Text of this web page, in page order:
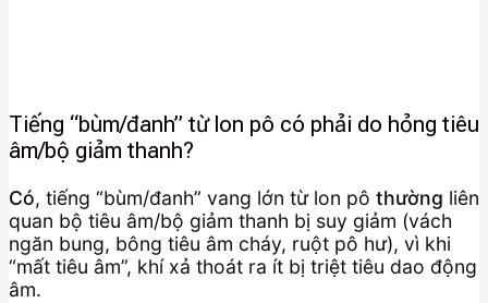
Tiếng “bùm/đanh” từ lon pô có phải do hỏng tiêu
âm/bộ giảm thanh?
Có, tiếng “bùm/đanh” vang lớn từ lon pô thường liên
quan bộ tiêu âm/bộ giảm thanh bị suy giảm (vách
ngăn bung, bông tiêu âm cháy, ruột pô hư), vì khi
“mất tiêu âm”, khí xả thoát ra ít bị triệt tiêu dao động
âm.